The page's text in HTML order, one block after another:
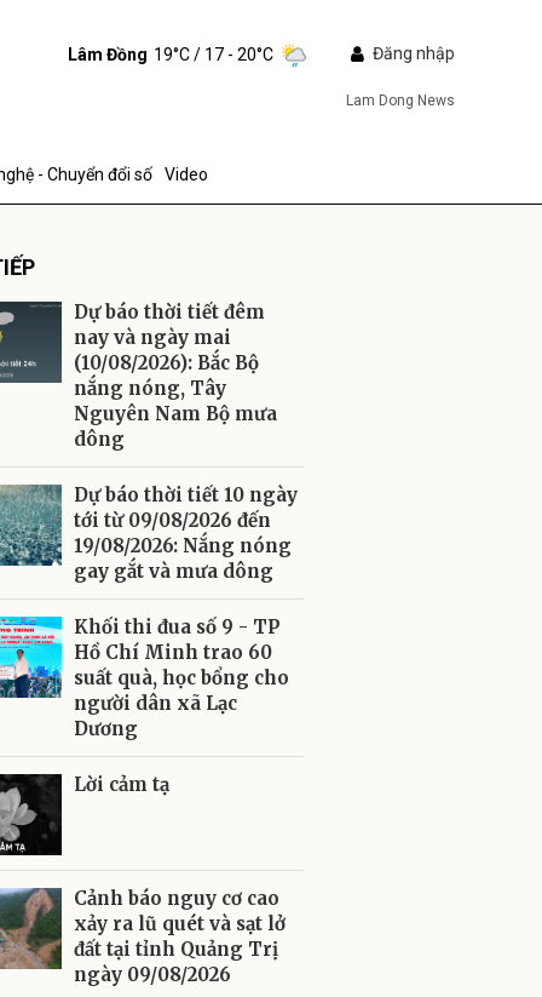
Lâm Đồng 19°C/ 17 - 20°C Đăng nhập
Lam Dong News
- Chuyển đổi số Video
Dự báo thời tiết đêm
nay và ngày mai
(10/08/2026): Bắc Bộ
nắng nóng, Tây
Nguyên Nam Bộ mưa
dông
Dự báo thời tiết 10 ngày
tới từ 09/08/2026 đến
19/08/2026: Nắng nóng
gay gắt và mưa dông
Khối thi đua số 9 - TP
Hồ Chí Minh trao 60
suất quà, học bổng cho
người dân xã Lạc
Dương
Lời cảm tạ
Cảnh báo nguy cơ cao
xảy ra lũ quét và sạt lở
đất tại tỉnh Quảng Trị
ngày 09/08/2026